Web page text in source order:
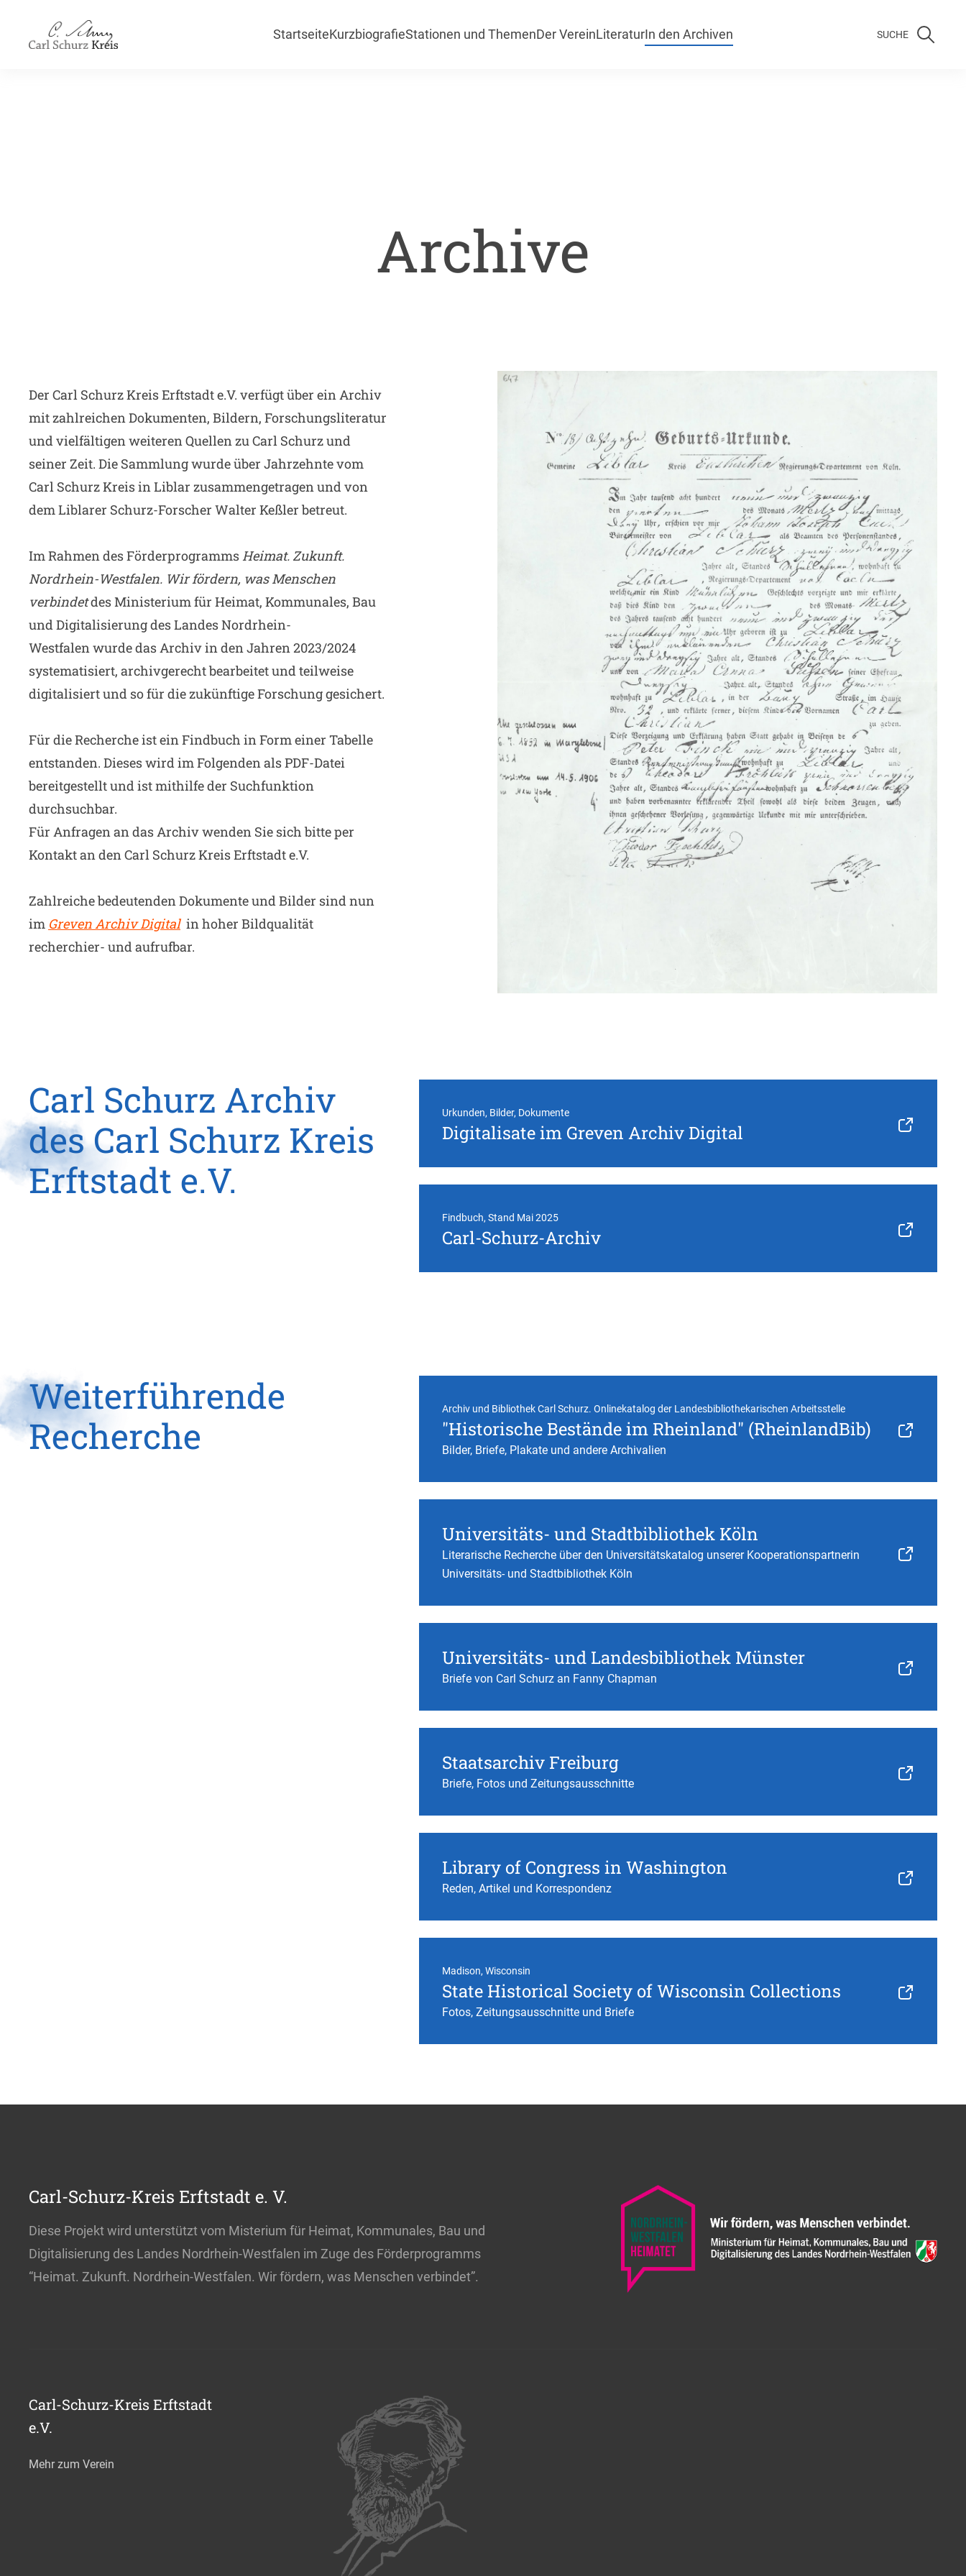
StartseiteKurzbiografieStationen und ThemenDer VereinLiteraturIn den Archiven SUCHE
Archive
Der Carl Schurz Kreis Erftstadt e.V. verfügt über ein Archiv
mit zahlreichen Dokumenten, Bildern, Forschungsliteratur
und vielfältigen weiteren Quellen zu Carl Schurz und
seiner Zeit. Die Sammlung wurde über Jahrzehnte vom
Carl Schurz Kreis in Liblar zusammengetragen und von
dem Liblarer Schurz-Forscher Walter Keßler betreut.
Im Rahmen des FörderprogrammsHeimat. Zukunft.
Nordrhein-Westfalen. Wir fördern, was Menschen
verbindetdes Ministerium für Heimat, Kommunales, Bau
und Digitalisierung des Landes Nordrhein-
Westfalen wurde das Archiv in den Jahren 2023/2024
systematisiert, archivgerecht bearbeitet und teilweise
digitalisiert und so für die zukünftige Forschung gesichert.
Für die Recherche ist ein Findbuch in Form einer Tabelle
entstanden. Dieses wird im Folgenden als PDF-Datei
bereitgestellt und ist mithilfe der Suchfunktion
durchsuchbar.
Für Anfragen an das Archiv wenden Sie sich bitte per
Kontakt an den Carl Schurz Kreis Erftstadt e.V.
Zahlreiche bedeutenden Dokumente und Bilder sind nun
im Greven Archiv Digitalin hoher Bildqualität
recherchier- und aufrufbar.
Carl Schurz Archiv
des Carl Schurz Kreis
Erftstadt e.V.
Urkunden, Bilder, Dokumente
Digitalisate im Greven Archiv Digital
Findbuch, Stand Mai 2025
Carl-Schurz-Archiv
Weiterführende
Recherche
Archiv und Bibliothek Carl Schurz. Onlinekatalog der Landesbibliothekarischen Arbeitsstelle
"Historische Bestände im Rheinland" (RheinlandBib)
Bilder, Briefe, Plakate und andere Archivalien
Universitäts- und Stadtbibliothek Köln
Literarische Recherche über den Universitätskatalog unserer Kooperationspartnerin
Universitäts- und Stadtbibliothek Köln
Universitäts- und Landesbibliothek Münster
Briefe von Carl Schurz an Fanny Chapman
Staatsarchiv Freiburg
Briefe, Fotos und Zeitungsausschnitte
Library of Congress in Washington
Reden, Artikel und Korrespondenz
Madison, Wisconsin
State Historical Society of Wisconsin Collections
Fotos, Zeitungsausschnitte und Briefe
Carl-Schurz-Kreis Erftstadt e. V.
Diese Projekt wird unterstützt vom Misterium für Heimat, Kommunales, Bau und
Digitalisierung des Landes Nordrhein-Westfalen im Zuge des Förderprogramms
“Heimat. Zukunft. Nordrhein-Westfalen. Wir fördern, was Menschen verbindet”.
Carl-Schurz-Kreis Erftstadt
e.V.
Mehr zum Verein